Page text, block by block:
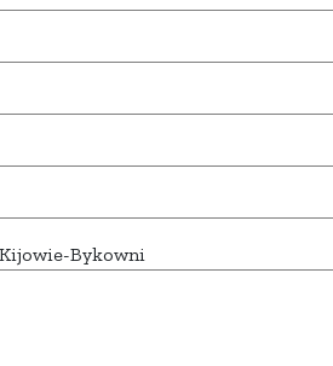
Bykowni